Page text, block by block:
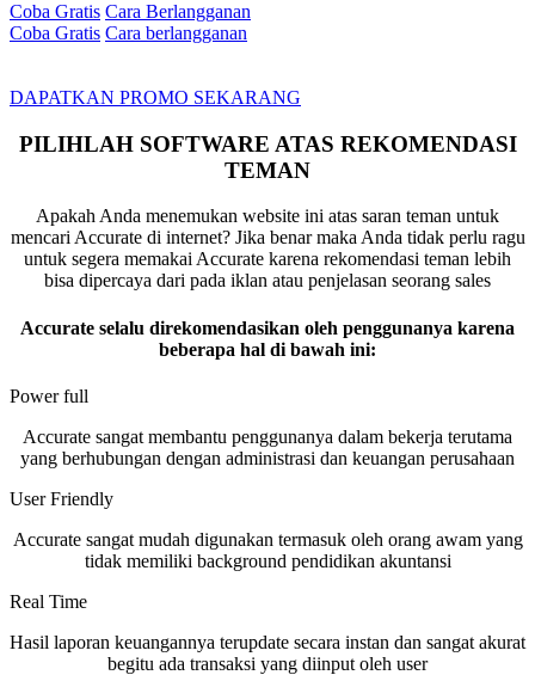
Coba Gratis Cara Berlangganan
Coba Gratis Cara berlangganan
DAPATKAN PROMO SEKARANG
PILIHLAH SOFTWARE ATAS REKOMENDASI
TEMAN
Apakah Anda menemukan website ini atas saran teman untuk
mencari Accurate di internet? Jika benar maka Anda tidak perlu ragu
untuk segera memakai Accurate karena rekomendasi teman lebih
bisa dipercaya dari pada iklan atau penjelasan seorang sales
Accurate selalu direkomendasikan oleh penggunanya karena
beberapa hal di bawah ini:
Power full
Accurate sangat membantu penggunanya dalam bekerja terutama
yang berhubungan dengan administrasi dan keuangan perusahaan
User Friendly
Accurate sangat mudah digunakan termasuk oleh orang awam yang
tidak memiliki background pendidikan akuntansi
Real Time
Hasil laporan keuangannya terupdate secara instan dan sangat akurat
begitu ada transaksi yang diinput oleh user